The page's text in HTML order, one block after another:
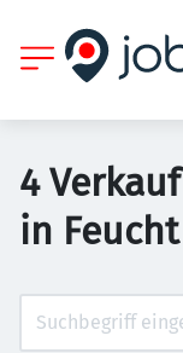
4
in Feucht